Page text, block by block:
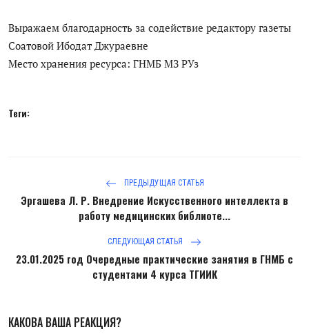
Выражаем благодарность за содействие редактору газеты
Соатовой Ибодат Джураевне
Место хранения ресурса: ГНМБ МЗ РУз
Теги:
ПРЕДЫДУЩАЯ СТАТЬЯ
Эргашева Л. Р. Внедрение Искусственного интеллекта в
работу медицинских библиоте...
СЛЕДУЮЩАЯ СТАТЬЯ
23.01.2025 год Очередные практические занятия в ГНМБ с
студентами 4 курса ТГИИК
КАКОВА ВАША РЕАКЦИЯ?